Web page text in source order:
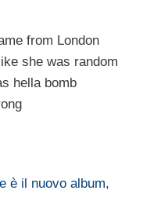
from London
she was random
hella bomb
è il nuovo album,